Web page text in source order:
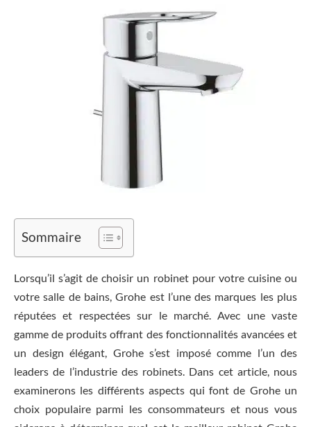
Sommaire
Lorsqu’il s’agit de choisir un robinet pour votre cuisine ou
votre salle de bains, Grohe est l’une des marques les plus
réputées et respectées sur le marché. Avec une vaste
gamme de produits offrant des fonctionnalités avancées et
un design élégant, Grohe s’est imposé comme l’un des
leaders de l’industrie des robinets. Dans cet article, nous
examinerons les différents aspects qui font de Grohe un
choix populaire parmi les consommateurs et nous vous